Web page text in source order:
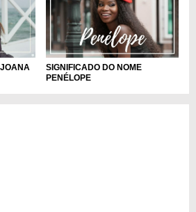
SIGNIFICADO DO NOME
PENÉLOPE